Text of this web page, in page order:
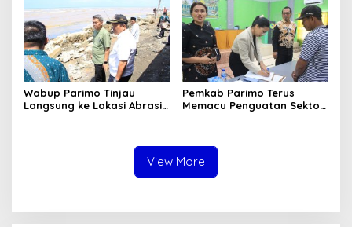
Wabup Parimo Tinjau
Langsung ke Lokasi Abrasi
Pemkab Parimo Terus
Memacu Penguatan Sektor
View More